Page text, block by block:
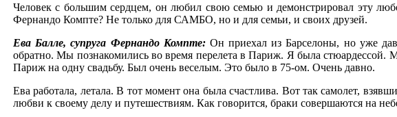
Человек с большим сердцем, он любил свою семью и демонстрировал эту
Фернандо Компте? Не только для САМБО, но и для семьи, и своих друзей.
Ева Балле, супруга Фернандо Компте:Он приехал из Барселоны, но уже
обратно. Мы познакомились во время перелета в Париж. Я была стюардессой.
Париж на одну свадьбу. Был очень веселым. Это было в 75-ом. Очень давно.
Ева работала, летала. В тот момент она была счастлива. Вот так самолет,
любви к своему делу и путешествиям. Как говорится, браки совершаются на